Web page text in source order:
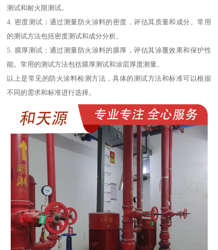
测试和耐火限测试。
4. 密度测试：通过测量防火涂料的密度，评估其质量和成分。常用
的测试方法包括密度测试和成分分析。
5. 膜厚测试：通过测量防火涂料的膜厚，评估其涂覆效果和保护性
能。常用的测试方法包括膜厚测试和涂层厚度测量。
以上是常见的防火涂料检测方法，具体的测试方法和标准可以根据
不同的需求和标准进行选择。